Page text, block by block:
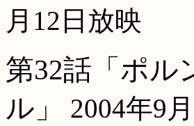
月12日放映
第32話「ポル
ル」
2004年9